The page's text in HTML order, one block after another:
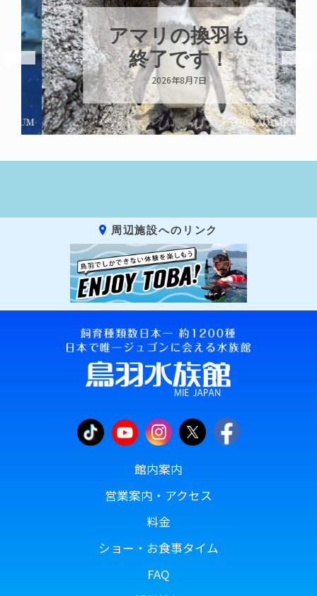
アマリの換羽も
終了です！
2026年8月7日
周辺施設へのリンク
館内案内
営業案内・アクセス
料金
ショー・お食事タイム
FAQ